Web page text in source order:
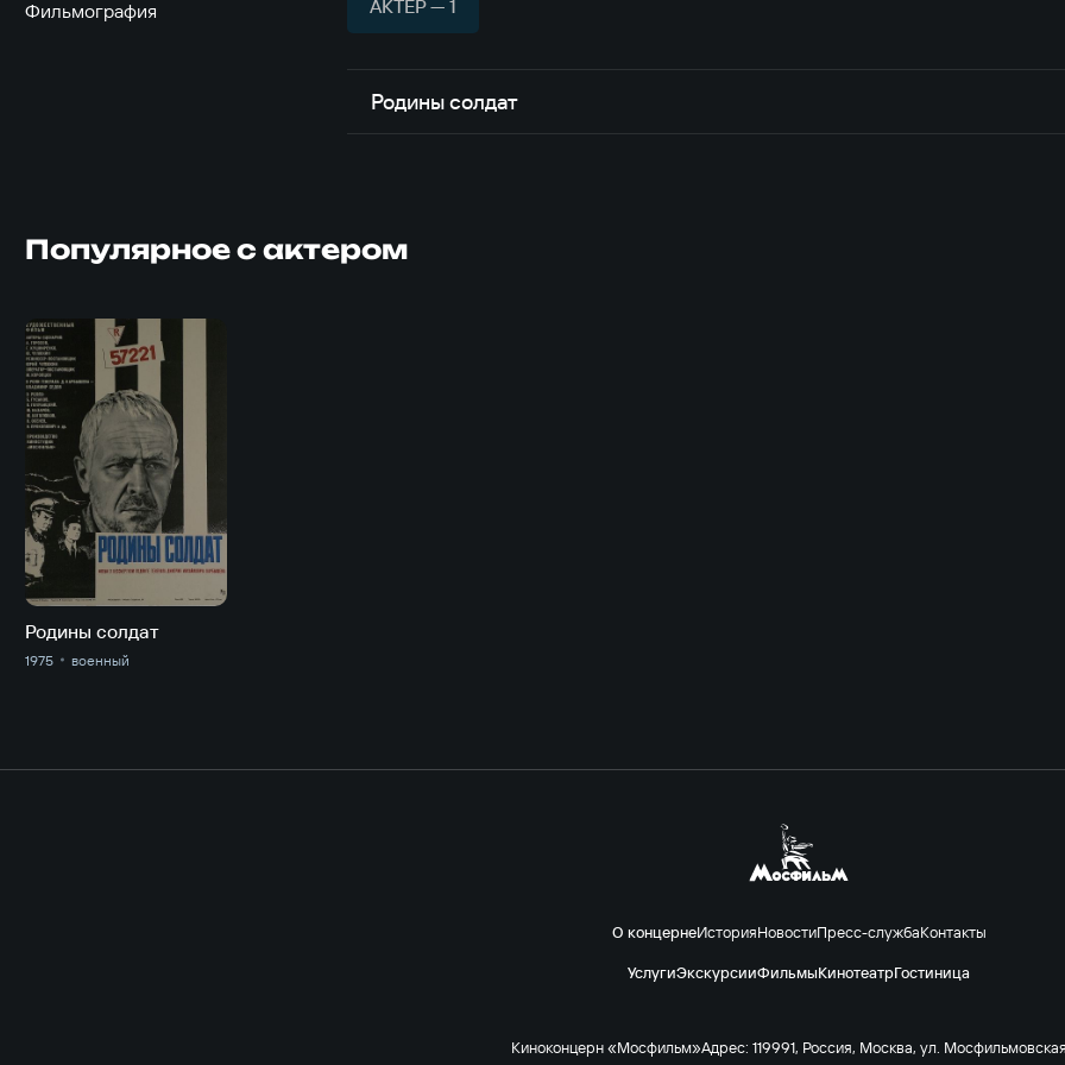
Фильмография АКТЁР — 1
Родины солдат
Популярное с актером
Родины солдат
1975 военный
О концернеИсторияНовостиПресс-службаКонтакты
УслугиЭкскурсииФильмыКинотеатрГостиница
Киноконцерн «Мосфильм»Адрес: 119991, Россия, Москва, ул.